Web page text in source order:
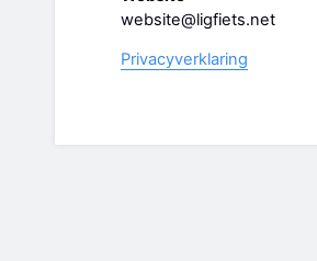
website@ligfiets.net
Privacyverklaring